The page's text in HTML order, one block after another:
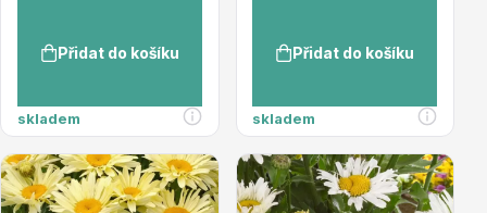
Dárkový poukaz
Přidat do košíku
skladem
Přidat do košíku
skladem